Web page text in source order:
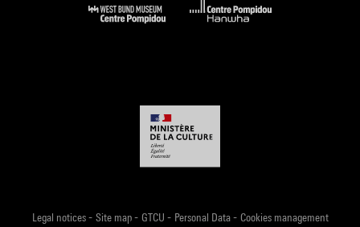
Legal notices- Site map- GTCU - Personal Data- Cookies management